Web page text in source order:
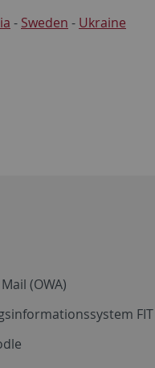
- Sweden - Ukraine
(OWA)
FIT